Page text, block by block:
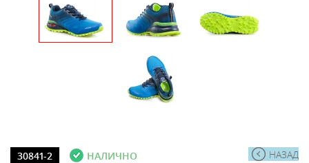
НАЗАД
30841-2 НАЛИЧНО